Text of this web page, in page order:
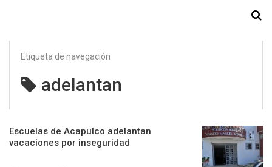
Etiqueta de navegación
adelantan
Escuelas de Acapulco adelantan
vacaciones por inseguridad